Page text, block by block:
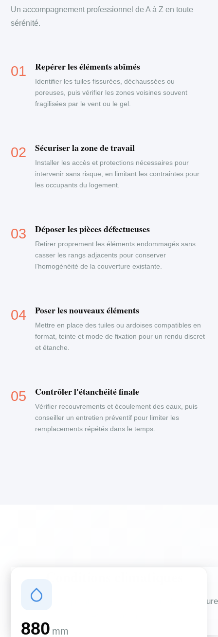
Un accompagnement professionnel de A à Z en toute
sérénité.
Repérer les éléments abîmés
Identifier les tuiles fissurées, déchaussées ou
poreuses, puis vérifier les zones voisines souvent
fragilisées par le vent ou le gel.
Sécuriser la zone de travail
Installer les accès et protections nécessaires pour
intervenir sans risque, en limitant les contraintes pour
les occupants du logement.
Déposer les pièces défectueuses
Retirer proprement les éléments endommagés sans
casser les rangs adjacents pour conserver
l'homogénéité de la couverture existante.
Poser les nouveaux éléments
Mettre en place des tuiles ou ardoises compatibles en
format, teinte et mode de fixation pour un rendu discret
et étanche.
Contrôler l'étanchéité finale
Vérifier recouvrements et écoulement des eaux, puis
conseiller un entretien préventif pour limiter les
remplacements répétés dans le temps.
Des conditions qui influencent vos travaux de couverture
880 mm